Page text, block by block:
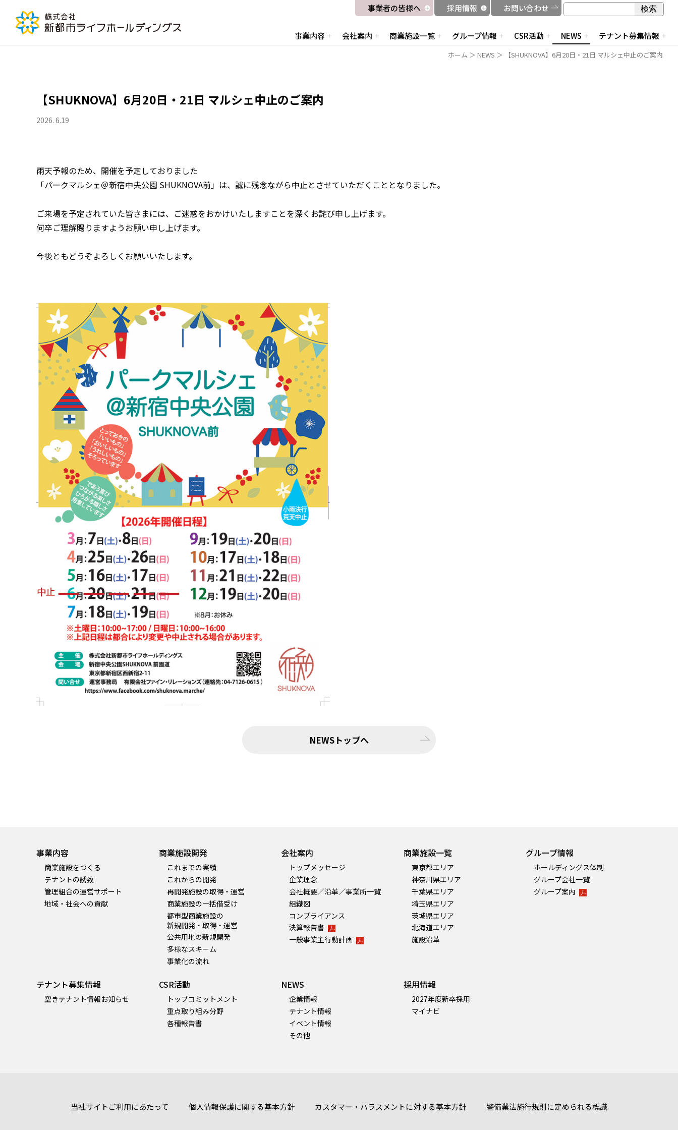
事業者の皆様へ 採用情報 お問い合わせ
事業内容 会社案内 商業施設一覧 グループ情報 CSR活動 NEWS テナント募集情報
検索
ホーム ＞ NEWS ＞ 【SHUKNOVA】6月20日・21日 マルシェ中止のご案内
【SHUKNOVA】6月20日・21日 マルシェ中止のご案内
2026. 6.19
雨天予報のため、開催を予定しておりました
「パークマルシェ＠新宿中央公園 SHUKNOVA前」は、誠に残念ながら中止とさせていただくこととなりました。
ご来場を予定されていた皆さまには、ご迷惑をおかけいたしますことを深くお詫び申し上げます。
何卒ご理解賜りますようお願い申し上げます。
今後ともどうぞよろしくお願いいたします。
NEWSトップへ
事業内容
商業施設をつくる
テナントの誘致
管理組合の運営サポート
地域・社会への貢献
商業施設開発
これまでの実績
これからの開発
再開発施設の取得・運営
商業施設の一括借受け
都市型商業施設の
新規開発・取得・運営
公共用地の新規開発
多様なスキーム
事業化の流れ
会社案内
トップメッセージ
企業理念
会社概要／沿革／事業所一覧
組織図
コンプライアンス
決算報告書
一般事業主行動計画
商業施設一覧
東京都エリア
神奈川県エリア
千葉県エリア
埼玉県エリア
茨城県エリア
北海道エリア
施設沿革
グループ情報
ホールディングス体制
グループ会社一覧
グループ案内
テナント募集情報
空きテナント情報お知らせ
CSR活動
トップコミットメント
重点取り組み分野
各種報告書
NEWS
企業情報
テナント情報
イベント情報
その他
採用情報
2027年度新卒採⽤
マイナビ
当社サイトご利用にあたって 個人情報保護に関する基本方針 カスタマー・ハラスメントに対する基本方針 警備業法施行規則に定められる標識